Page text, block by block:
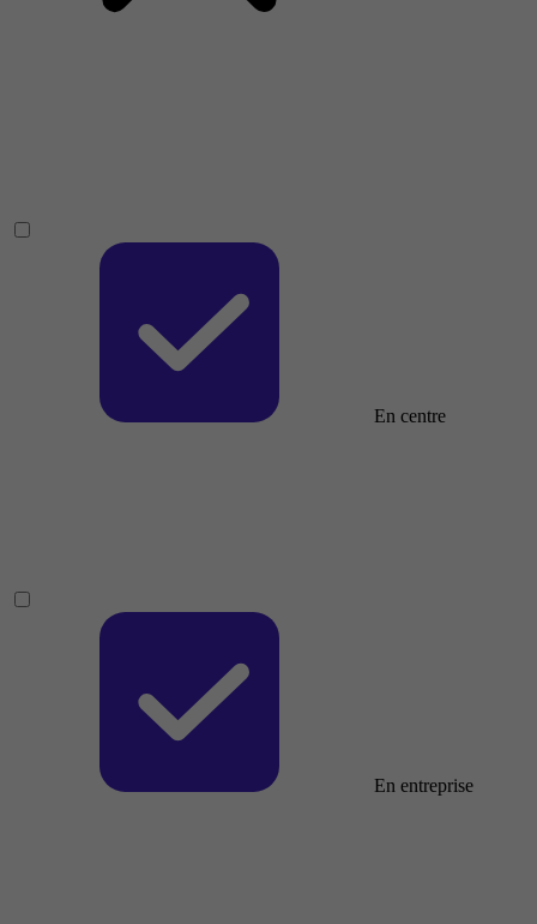
En centre
En entreprise